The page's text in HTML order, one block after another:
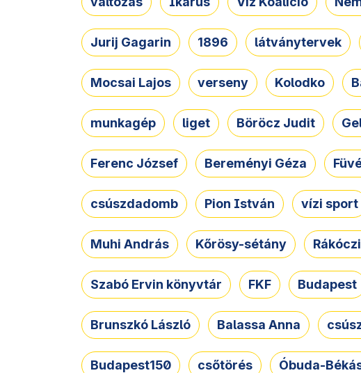
Jurij Gagarin 1896 látványtervek
Mocsai Lajos verseny Kolodko
munkagép liget Böröcz Judit
Ferenc József Bereményi Géza
csúszdadomb Pion István vízi sport
Muhi András Kőrösy-sétány
Szabó Ervin könyvtár FKF Budapest
Brunszkó László Balassa Anna
Budapest150 csőtörés Óbuda-